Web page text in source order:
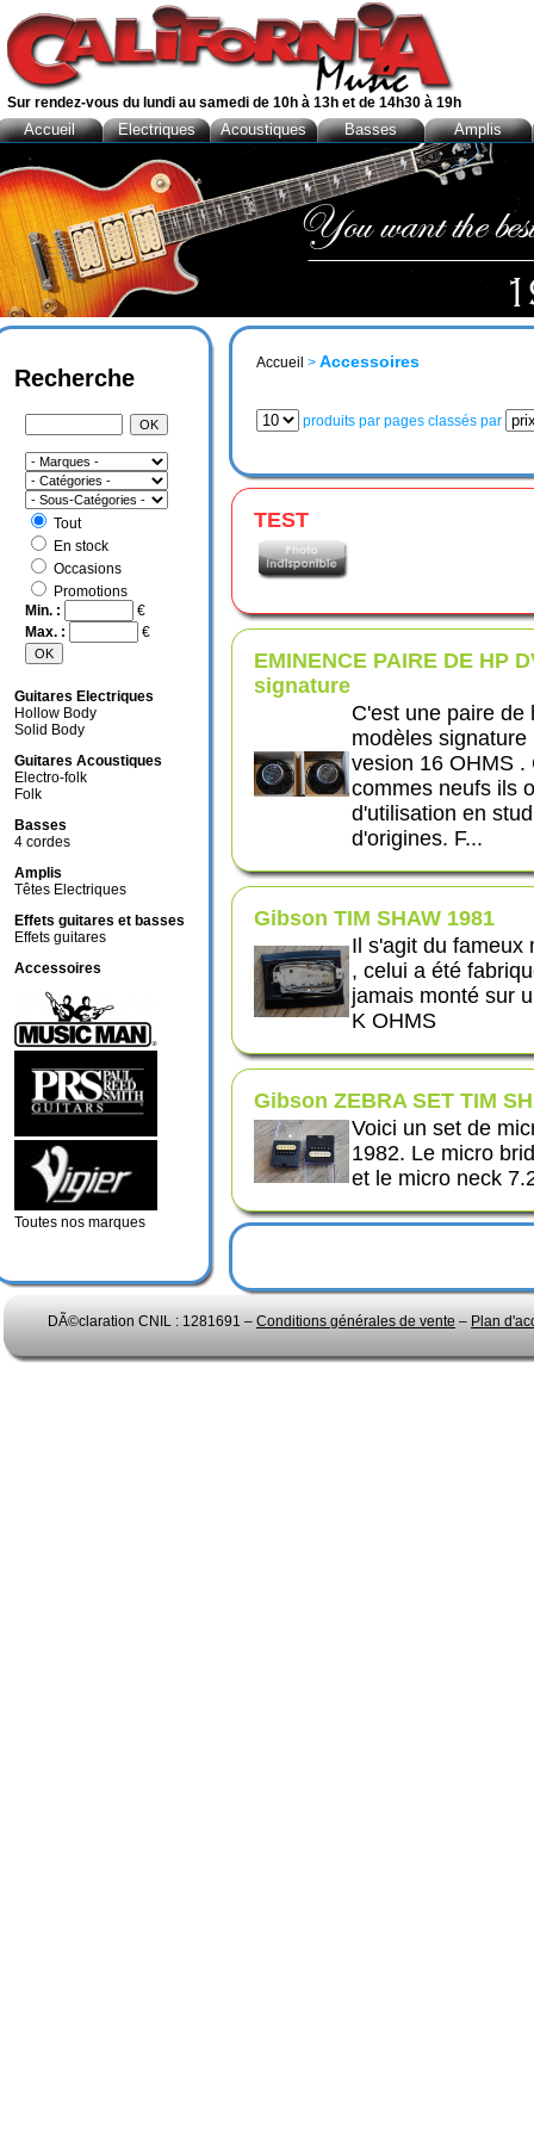
Accueil > Accessoires
produits par pages classés par
TEST
EMINENCE PAIRE DE HP
signature
C'est une paire de
modèles
vesion 16 OHMS .
commes neufs ils
d'utilisation en
d'origines. F...
Gibson TIM SHAW 1981
Il s'agit du fameux
, celui a été
jamais monté sur
K OHMS
Gibson ZEBRA SET TIM
Voici un set de
1982. Le micro
et le micro neck
Recherche
Tout
En stock
Occasions
Promotions
Min. :
€
Max. :
€
Guitares Electriques
Hollow Body
Solid Body
Guitares Acoustiques
Electro-folk
Folk
Basses
4 cordes
Amplis
Têtes Electriques
Effets guitares et basses
Effets guitares
Accessoires
Toutes nos marques
DÃ©claration CNIL : 1281691 – Conditions générales de vente – Plan
Sur rendez-vous du lundi au samedi de 10h à 13h et de 14h30 à 19h
Accueil Electriques Acoustiques Basses Amplis